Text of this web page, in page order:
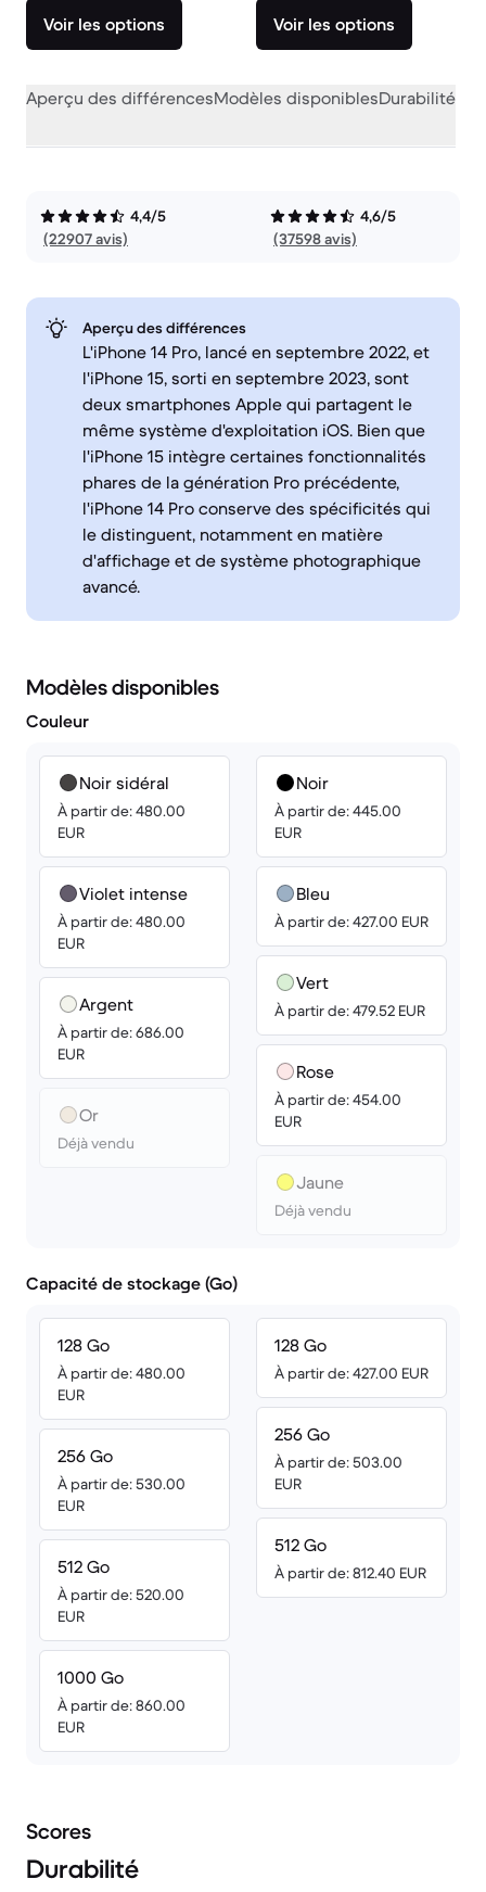
Voir les options Voir les options
Aperçu des différencesModèles disponiblesDurabilité
4,4/5
(22907 avis)
4,6/5
(37598 avis)
Aperçu des différences
L'iPhone 14 Pro, lancé en septembre 2022, et
l'iPhone 15, sorti en septembre 2023, sont
deux smartphones Apple qui partagent le
même système d'exploitation iOS. Bien que
l'iPhone 15 intègre certaines fonctionnalités
phares de la génération Pro précédente,
l'iPhone 14 Pro conserve des spécificités qui
le distinguent, notamment en matière
d'affichage et de système photographique
avancé.
Modèles disponibles
Couleur
Noir sidéral
À partir de: 480.00
EUR
Violet intense
À partir de: 480.00
EUR
Argent
À partir de: 686.00
EUR
Or
Déjà vendu
Noir
À partir de: 445.00
EUR
Bleu
À partir de: 427.00 EUR
Vert
À partir de: 479.52 EUR
Rose
À partir de: 454.00
EUR
Jaune
Déjà vendu
Capacité de stockage (Go)
128 Go
À partir de: 480.00
EUR
256 Go
À partir de: 530.00
EUR
512 Go
À partir de: 520.00
EUR
1000 Go
À partir de: 860.00
EUR
128 Go
À partir de: 427.00 EUR
256 Go
À partir de: 503.00
EUR
512 Go
À partir de: 812.40 EUR
Scores
Durabilité